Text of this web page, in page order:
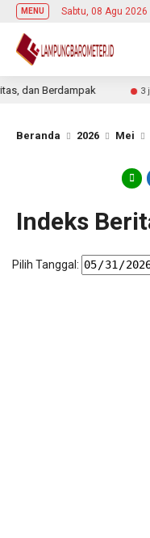
MENU Sabtu, 08 Agu 2026
dan Berdampak 3
Beranda 2026 Mei
Indeks
Pilih Tanggal: